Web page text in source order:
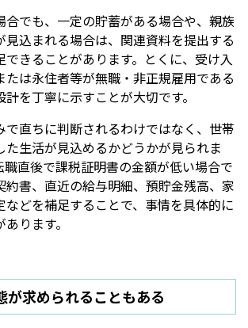
合でも、一定の貯蓄がある場合や、親族
見込まれる場合は、関連資料を提出する
できることがあります。とくに、受け入
たは永住者等が無職・非正規雇用である
を丁寧に示すことが大切です。
で直ちに判断されるわけではなく、世帯
た生活が見込めるかどうかが見られま
職直後で課税証明書の金額が低い場合で
約書、直近の給与明細、預貯金残高、家
などを補足することで、事情を具体的に
ります。
が求められることもある